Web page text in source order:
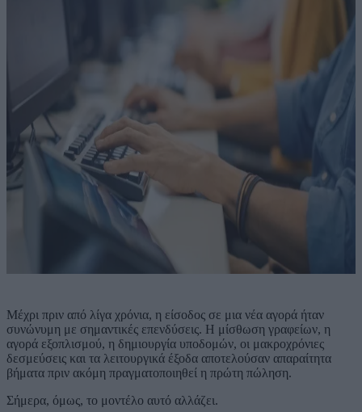
Μέχρι πριν από λίγα χρόνια, η είσοδος σε μια νέα αγορά ήταν
συνώνυμη με σημαντικές επενδύσεις. Η μίσθωση γραφείων, η
αγορά εξοπλισμού, η δημιουργία υποδομών, οι μακροχρόνιες
δεσμεύσεις και τα λειτουργικά έξοδα αποτελούσαν απαραίτητα
βήματα πριν ακόμη πραγματοποιηθεί η πρώτη πώληση.
Σήμερα, όμως, το μοντέλο αυτό αλλάζει.